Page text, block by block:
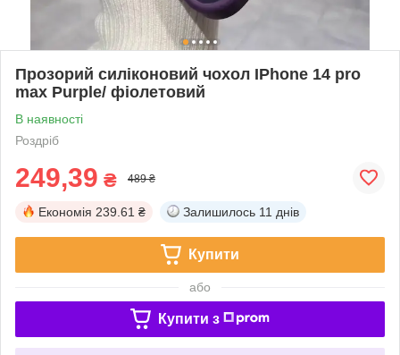
Прозорий силіконовий чохол IPhone 14 pro
max Purple/ фіолетовий
В наявності
Роздріб
249,39 ₴ 489 ₴
Економія 239.61 ₴ Залишилось 11 днів
Купити
або
Купити з